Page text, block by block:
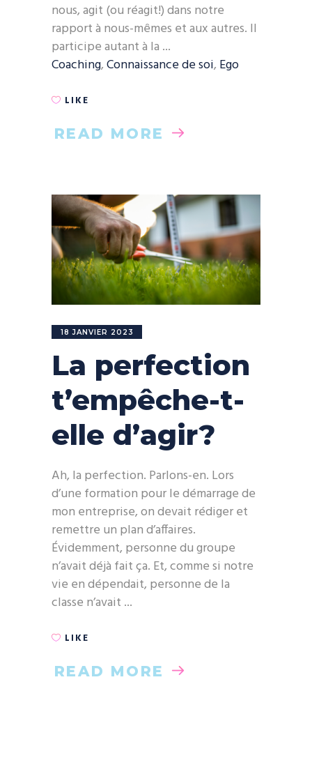
nous, agit (ou réagit!) dans notre
rapport à nous-mêmes et aux autres. Il
participe autant à la
Coaching,Connaissance de soi, Ego
LIKE
READ MORE
18 JANVIER 2023
La perfection
t’empêche-t-
elle d’agir?
Ah, la perfection. Parlons-en. Lors
d’une formation pour le démarrage de
mon entreprise, on devait rédiger et
remettre un plan d’affaires.
Évidemment, personne du groupe
n’avait déjà fait ça. Et, comme si notre
vie en dépendait, personne de la
classe n’avait
LIKE
READ MORE